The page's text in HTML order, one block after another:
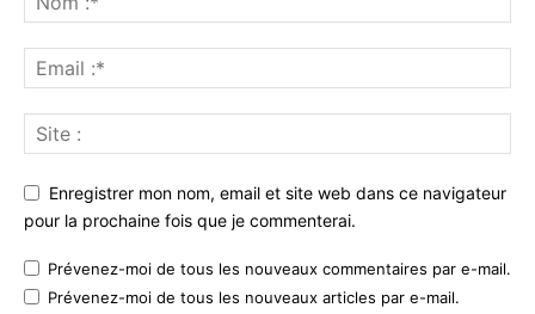
Enregistrer mon nom, email et site web dans ce navigateur
pour la prochaine fois que je commenterai.
Prévenez-moi de tous les nouveaux commentaires par e-mail.
Prévenez-moi de tous les nouveaux articles par e-mail.